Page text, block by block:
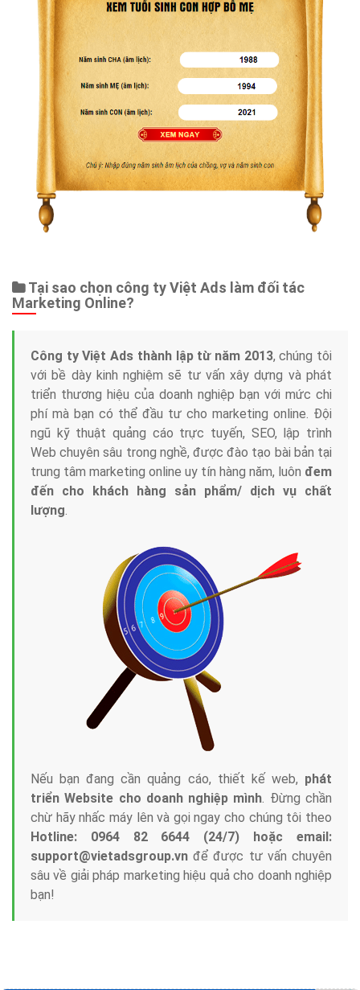
Tại sao chọn công ty Việt Ads làm đối tác
Marketing Online?
Công ty Việt Ads thành lập từ năm 2013, chúng tôi
với bề dày kinh nghiệm sẽ tư vấn xây dựng và phát
triển thương hiệu của doanh nghiệp bạn với mức chi
phí mà bạn có thể đầu tư cho marketing online. Đội
ngũ kỹ thuật quảng cáo trực tuyến, SEO, lập trình
Web chuyên sâu trong nghề, được đào tạo bài bản tại
trung tâm marketing online uy tín hàng năm, luôn đem
đến cho khách hàng sản phẩm/ dịch vụ chất
lượng.
Nếu bạn đang cần quảng cáo, thiết kế web, phát
triển Website cho doanh nghiệp mình. Đừng chần
chừ hãy nhấc máy lên và gọi ngay cho chúng tôi theo
Hotline: 0964 82 6644 (24/7) hoặc email:
support@vietadsgroup.vn để được tư vấn chuyên
sâu về giải pháp marketing hiệu quả cho doanh nghiệp
bạn!